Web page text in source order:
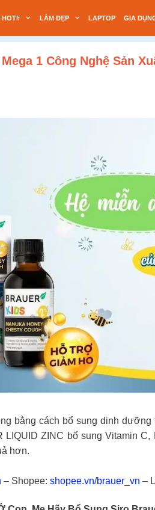
HOT# LÀM ĐẸP LAPTOP GIA
1 Công Nghệ Sản
bằng cách bổ sung dinh
LIQUID ZINC bổ sung Vitamin
hơn.
– Shopee: shopee.vn/brauer_vn –